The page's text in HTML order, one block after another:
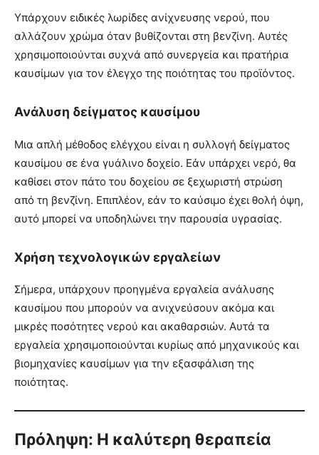
Υπάρχουν ειδικές λωρίδες ανίχνευσης νερού, που
αλλάζουν χρώμα όταν βυθίζονται στη βενζίνη. Αυτές
χρησιμοποιούνται συχνά από συνεργεία και πρατήρια
καυσίμων για τον έλεγχο της ποιότητας του προϊόντος.
Ανάλυση δείγματος καυσίμου
Μια απλή μέθοδος ελέγχου είναι η συλλογή δείγματος
καυσίμου σε ένα γυάλινο δοχείο. Εάν υπάρχει νερό, θα
καθίσει στον πάτο του δοχείου σε ξεχωριστή στρώση
από τη βενζίνη. Επιπλέον, εάν το καύσιμο έχει θολή όψη,
αυτό μπορεί να υποδηλώνει την παρουσία υγρασίας.
Χρήση τεχνολογικών εργαλείων
Σήμερα, υπάρχουν προηγμένα εργαλεία ανάλυσης
καυσίμου που μπορούν να ανιχνεύσουν ακόμα και
μικρές ποσότητες νερού και ακαθαρσιών. Αυτά τα
εργαλεία χρησιμοποιούνται κυρίως από μηχανικούς και
βιομηχανίες καυσίμων για την εξασφάλιση της
ποιότητας.
Πρόληψη: Η καλύτερη θεραπεία